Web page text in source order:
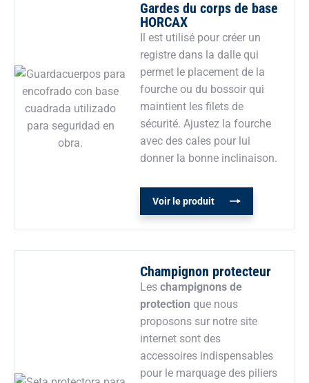
Gardes du corps de base
HORCAX
Il est utilisé pour créer un
registre dans la dalle qui
permet le placement de la
fourche ou du bossoir qui
maintient les filets de
sécurité.Ajustez la fourche
avec des cales pour lui
donner la bonne inclinaison.
Voir le produit
Champignon protecteur
Leschampignons de
protection que nous
proposons sur notre site
internet sont des
accessoires indispensables
pour le marquage des piliers